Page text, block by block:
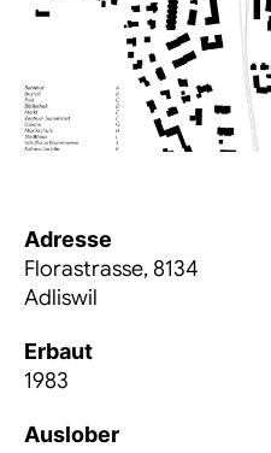
Adresse
Florastrasse, 8134
Adliswil
Erbaut
1983
Auslober